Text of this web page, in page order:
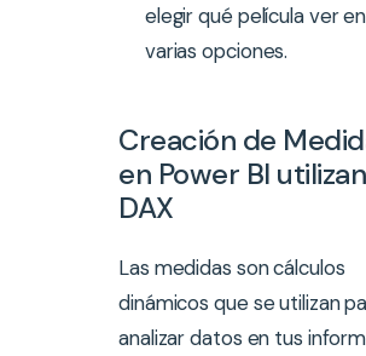
elegir qué película ver
varias opciones.
Creación de
en Power BI
DAX
Las medidas son cálculos
dinámicos que se utilizan
analizar datos en tus